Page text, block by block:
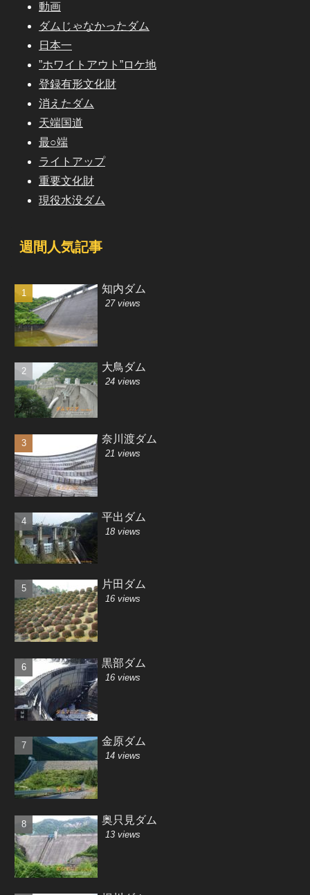
動画
ダムじゃなかったダム
日本一
”ホワイトアウト”ロケ地
登録有形文化財
消えたダム
天端国道
最○端
ライトアップ
重要文化財
現役水没ダム
週間人気記事
知内ダム
27 views
大鳥ダム
24 views
奈川渡ダム
21 views
平出ダム
18 views
片田ダム
16 views
黒部ダム
16 views
金原ダム
14 views
奥只見ダム
13 views